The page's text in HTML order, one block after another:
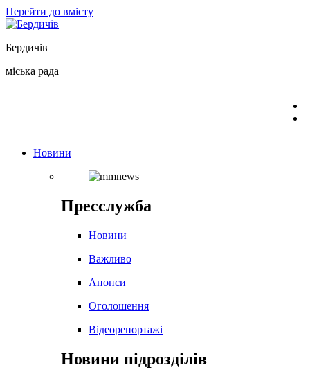
Перейти до вмісту
Бердичів
міська рада
Новини
Пресслужба
Новини
Важливо
Анонси
Оголошення
Відеорепортажі
Новини підрозділів